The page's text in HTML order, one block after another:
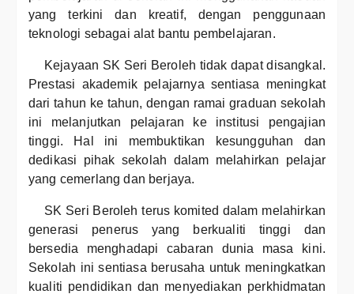
yang terkini dan kreatif, dengan penggunaan
teknologi sebagai alat bantu pembelajaran.
Kejayaan SK Seri Beroleh tidak dapat disangkal.
Prestasi akademik pelajarnya sentiasa meningkat
dari tahun ke tahun, dengan ramai graduan sekolah
ini melanjutkan pelajaran ke institusi pengajian
tinggi. Hal ini membuktikan kesungguhan dan
dedikasi pihak sekolah dalam melahirkan pelajar
yang cemerlang dan berjaya.
SK Seri Beroleh terus komited dalam melahirkan
generasi penerus yang berkualiti tinggi dan
bersedia menghadapi cabaran dunia masa kini.
Sekolah ini sentiasa berusaha untuk meningkatkan
kualiti pendidikan dan menyediakan perkhidmatan